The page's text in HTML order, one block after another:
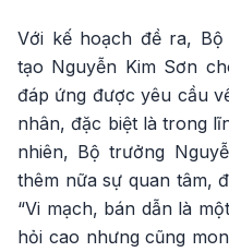
Với kế hoạch đề ra,
tạo Nguyễn Kim Sơn
đáp ứng được yêu cầu
nhân, đặc biệt là trong
nhiên, Bộ trưởng
thêm nữa sự quan tâm,
“Vi mạch, bán dẫn là
hỏi cao nhưng cũng